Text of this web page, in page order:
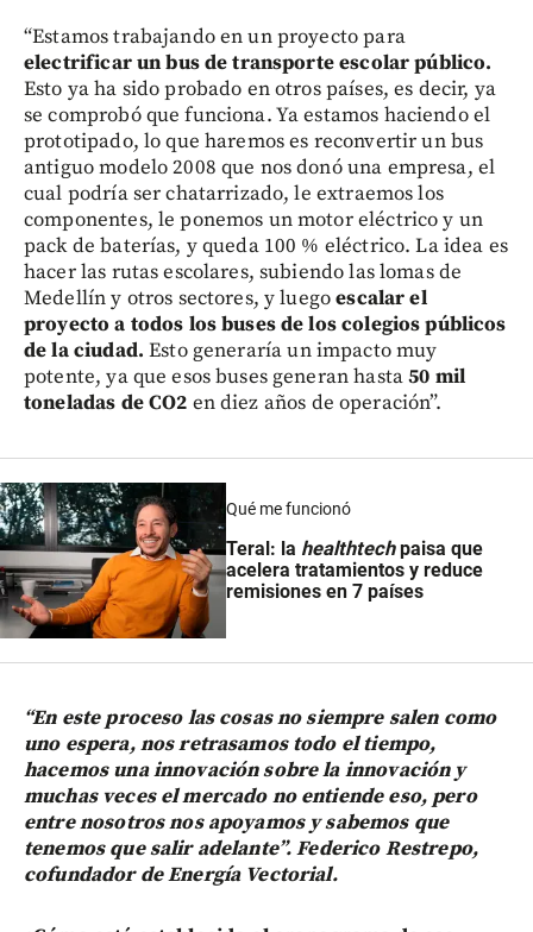
“Estamos trabajando en un proyecto para
electrificar un bus de transporte escolar público.
Esto ya ha sido probado en otros países, es decir, ya
se comprobó que funciona. Ya estamos haciendo el
prototipado, lo que haremos es reconvertir un bus
antiguo modelo 2008 que nos donó una empresa, el
cual podría ser chatarrizado, le extraemos los
componentes, le ponemos un motor eléctrico y un
pack de baterías, y queda 100 % eléctrico. La idea es
hacer las rutas escolares, subiendo las lomas de
Medellín y otros sectores, y luegoescalar el
proyecto a todos los buses de los colegios públicos
de la ciudad.Esto generaría un impacto muy
potente, ya que esos buses generan hasta50 mil
toneladas de CO2 en diez años de operación”.
Qué me funcionó
Teral: la healthtechpaisa que
acelera tratamientos y reduce
remisiones en 7 países
“En este proceso las cosas no siempre salen como
uno espera, nos retrasamos todo el tiempo,
hacemos una innovación sobre la innovación y
muchas veces el mercado no entiende eso, pero
entre nosotros nos apoyamos y sabemos que
tenemos que salir adelante”. Federico Restrepo,
cofundador de Energía Vectorial.